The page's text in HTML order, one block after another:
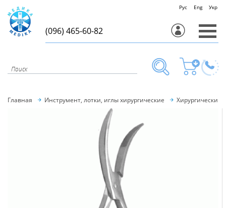
Рус Eng Укр
(096) 465-60-82
Главная Инструмент, лотки, иглы хирургические